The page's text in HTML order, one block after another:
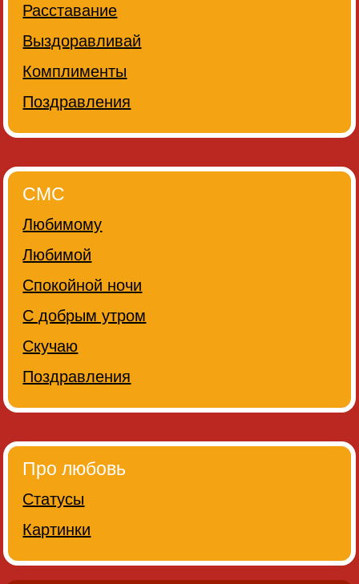
Расставание
Выздоравливай
Комплименты
Поздравления
СМС
Любимому
Любимой
Спокойной ночи
С добрым утром
Скучаю
Поздравления
Про любовь
Статусы
Картинки